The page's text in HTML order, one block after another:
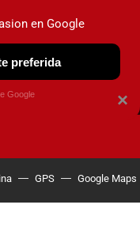
ACONDICIONADO
GPS Google Maps
×
en Google
preferida
Google